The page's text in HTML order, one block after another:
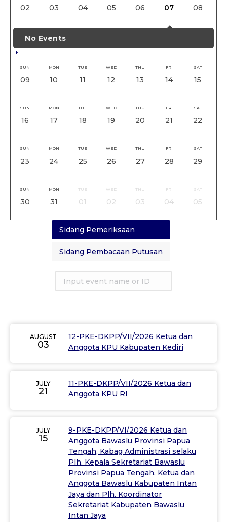
02 03 04 05 06 07 08
No Events
SUN
09
MON
10
TUE
11
WED
12
THU
13
FRI
14
SAT
15
SUN
16
MON
17
TUE
18
WED
19
THU
20
FRI
21
SAT
22
SUN
23
MON
24
TUE
25
WED
26
THU
27
FRI
28
SAT
29
SUN
30
MON
31
TUE
01
WED
02
THU
03
FRI
04
SAT
05
Sidang Pemeriksaan
Sidang Pembacaan Putusan
AUGUST
03
12-PKE-DKPP/VII/2026 Ketua dan
Anggota KPU Kabupaten Kediri
JULY
21
11-PKE-DKPP/VII/2026 Ketua dan
Anggota KPU RI
JULY
15
9-PKE-DKPP/VI/2026 Ketua dan
Anggota Bawaslu Provinsi Papua
Tengah, Kabag Administrasi selaku
Plh. Kepala Sekretariat Bawaslu
Provinsi Papua Tengah, Ketua dan
Anggota Bawaslu Kabupaten Intan
Jaya dan Plh. Koordinator
Sekretariat Kabupaten Bawaslu
Intan Jaya